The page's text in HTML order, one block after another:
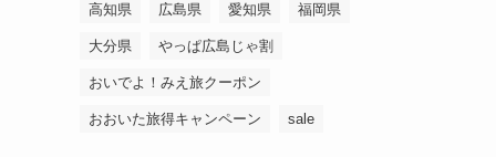
高知県 広島県 愛知県 福岡県
大分県 やっぱ広島じゃ割
おいでよ！みえ旅クーポン
おおいた旅得キャンペーン sale